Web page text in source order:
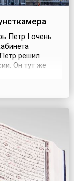
Петр I очень
решил
Он тут же